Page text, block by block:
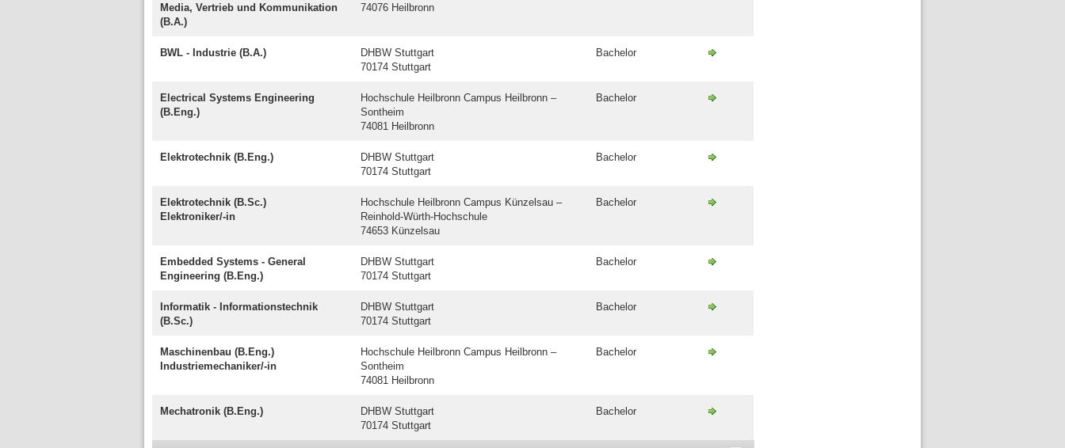
Media, Vertrieb und Kommunikation
(B.A.)
74076 Heilbronn
BWL - Industrie (B.A.)
DHBW Stuttgart
70174 Stuttgart
Bachelor
Electrical Systems Engineering
(B.Eng.)
Hochschule Heilbronn Campus Heilbronn –
Sontheim
74081 Heilbronn
Bachelor
Elektrotechnik (B.Eng.)
DHBW Stuttgart
70174 Stuttgart
Bachelor
Elektrotechnik (B.Sc.)
Elektroniker/-in
Hochschule Heilbronn Campus Künzelsau –
Reinhold-Würth-Hochschule
74653 Künzelsau
Bachelor
Embedded Systems - General
Engineering (B.Eng.)
DHBW Stuttgart
70174 Stuttgart
Bachelor
Informatik - Informationstechnik
(B.Sc.)
DHBW Stuttgart
70174 Stuttgart
Bachelor
Maschinenbau (B.Eng.)
Industriemechaniker/-in
Hochschule Heilbronn Campus Heilbronn –
Sontheim
74081 Heilbronn
Bachelor
Mechatronik (B.Eng.)
DHBW Stuttgart
70174 Stuttgart
Bachelor